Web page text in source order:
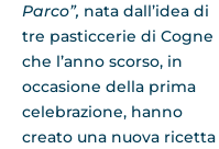
Parco”, nata dall’idea di
tre pasticcerie di Cogne
che l’anno scorso, in
occasione della prima
celebrazione, hanno
creato una nuova ricetta